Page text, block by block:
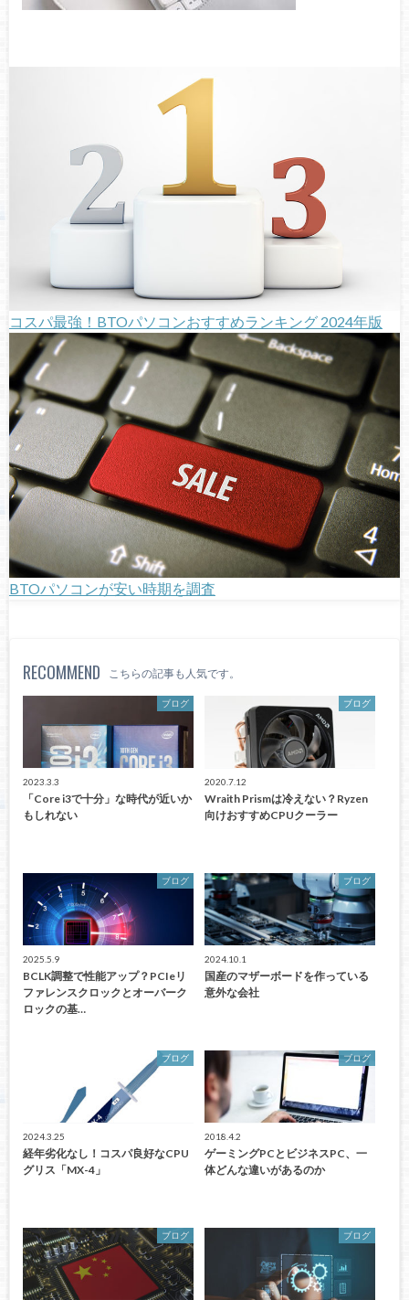
コスパ最強！BTOパソコンおすすめランキング 2024年版
BTOパソコンが安い時期を調査
RECOMMEND こちらの記事も人気です。
ブログ
2023.3.3
「Core i3で十分」な時代が近いか
もしれない
ブログ
2020.7.12
Wraith Prismは冷えない？Ryzen
向けおすすめCPUクーラー
ブログ
2025.5.9
BCLK調整で性能アップ？PCIeリ
ファレンスクロックとオーバーク
ロックの基…
ブログ
2024.10.1
国産のマザーボードを作っている
意外な会社
ブログ
2024.3.25
経年劣化なし！コスパ良好なCPU
グリス「MX-4」
ブログ
2018.4.2
ゲーミングPCとビジネスPC、一
体どんな違いがあるのか
ブログ ブログ